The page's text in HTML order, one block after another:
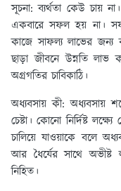
সূচনা:ব্যর্থতা কেউ চায়
একবারে সফল হয় না।
কাজে সাফল্য লাভের জন্য
ছাড়া জীবনে উন্নতি লাভ
অগ্রগতির চাবিকাঠি।
অধ্যবসায় কী:অধ্যবসায়
চেষ্টা। কোনাে নির্দিষ্ট
চালিয়ে যাওয়াকে বলে
আর ধৈর্যের সাথে অভীষ্ট
নিহিত।